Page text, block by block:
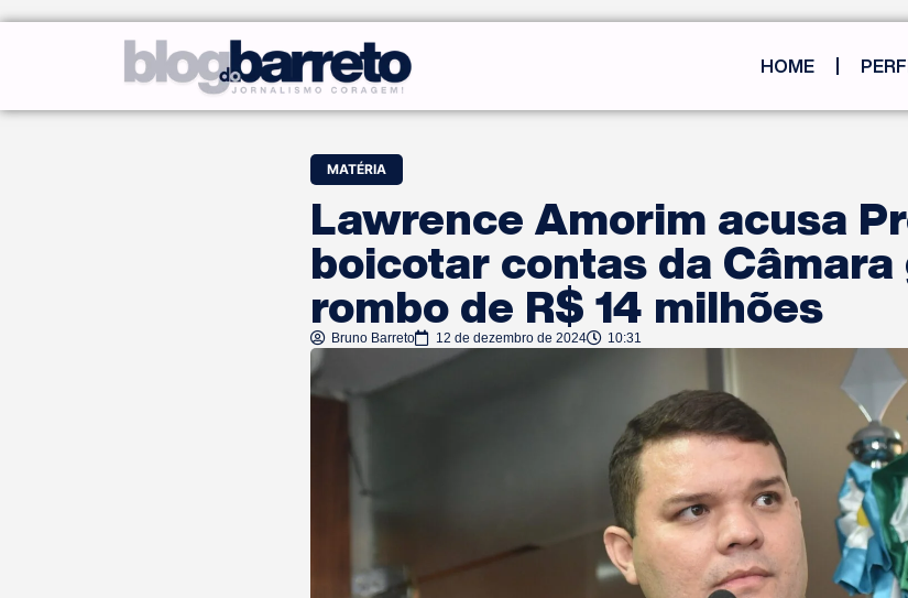
HOME
MATÉRIA
Lawrence Amorim acusa
boicotar contas da Câmara
rombo de R$ 14 milhões
Bruno Barreto 12 de dezembro de 2024 10:31